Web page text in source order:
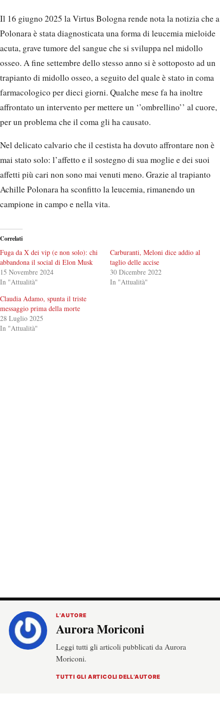
Il 16 giugno 2025 la Virtus Bologna rende nota la notizia che a
Polonara è stata diagnosticata una forma di leucemia mieloide
acuta, grave tumore del sangue che si sviluppa nel midollo
osseo. A fine settembre dello stesso anno si è sottoposto ad un
trapianto di midollo osseo, a seguito del quale è stato in coma
farmacologico per dieci giorni. Qualche mese fa ha inoltre
affrontato un intervento per mettere un ‘’ombrellino’’ al cuore,
per un problema che il coma gli ha causato.
Nel delicato calvario che il cestista ha dovuto affrontare non è
mai stato solo: l’affetto e il sostegno di sua moglie e dei suoi
affetti più cari non sono mai venuti meno. Grazie al trapianto
Achille Polonara ha sconfitto la leucemia, rimanendo un
campione in campo e nella vita.
Correlati
Fuga da X dei vip (e non solo): chi
abbandona il social di Elon Musk
15 Novembre 2024
In "Attualità"
Carburanti, Meloni dice addio al
taglio delle accise
30 Dicembre 2022
In "Attualità"
Claudia Adamo, spunta il triste
messaggio prima della morte
28 Luglio 2025
In "Attualità"
L’AUTORE
Aurora Moriconi
Leggi tutti gli articoli pubblicati da Aurora
Moriconi.
TUTTI GLI ARTICOLI DELL’AUTORE